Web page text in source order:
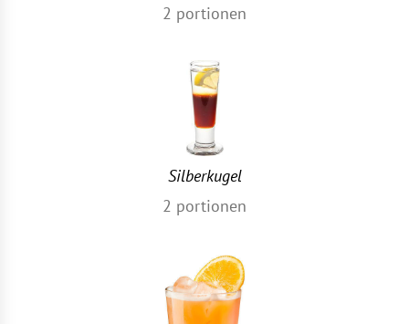
2 portionen
Silberkugel
2 portionen